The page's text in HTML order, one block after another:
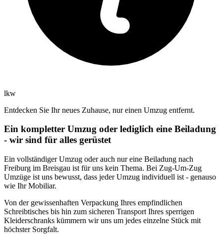
lkw
Entdecken Sie Ihr neues Zuhause, nur einen Umzug entfernt.
Ein kompletter Umzug oder lediglich eine Beiladung
- wir sind für alles gerüstet
Ein vollständiger Umzug oder auch nur eine Beiladung nach
Freiburg im Breisgau ist für uns kein Thema. Bei Zug-Um-Zug
Umzüge ist uns bewusst, dass jeder Umzug individuell ist - genauso
wie Ihr Mobiliar.
Von der gewissenhaften Verpackung Ihres empfindlichen
Schreibtisches bis hin zum sicheren Transport Ihres sperrigen
Kleiderschranks kümmern wir uns um jedes einzelne Stück mit
höchster Sorgfalt.